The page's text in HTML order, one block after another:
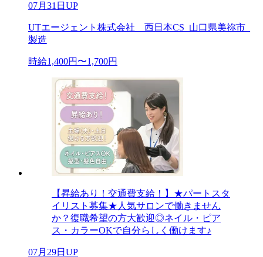
07月31日UP
UTエージェント株式会社 西日本CS_山口県美祢市_
製造
時給1,400円〜1,700円
【昇給あり！交通費支給！】★パートスタ
イリスト募集★人気サロンで働きません
か？復職希望の方大歓迎◎ネイル・ピア
ス・カラーOKで自分らしく働けます♪
07月29日UP